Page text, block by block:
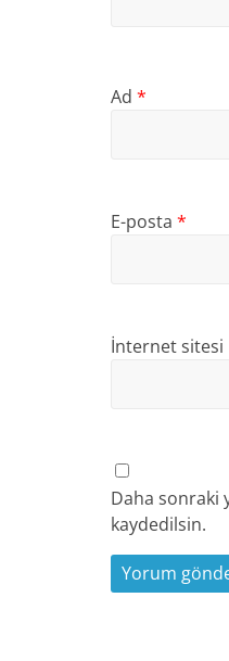
Ad *
E-posta *
İnternet sitesi
Daha sonraki
kaydedilsin.